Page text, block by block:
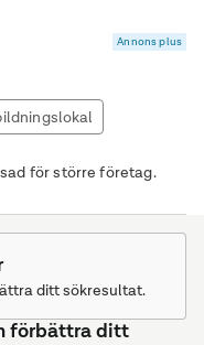
Annons plus
anpassad för större företag.
ditt sökresultat.
förbättra ditt